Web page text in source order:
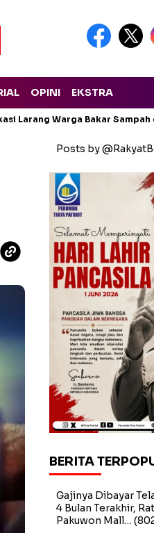
OPINI EKSTRA
Larang Warga Bakar Sampah
Posts by
BERITA
Gajinya Dibayar
4 Bulan Terakhir,
Pakuwon Mall…